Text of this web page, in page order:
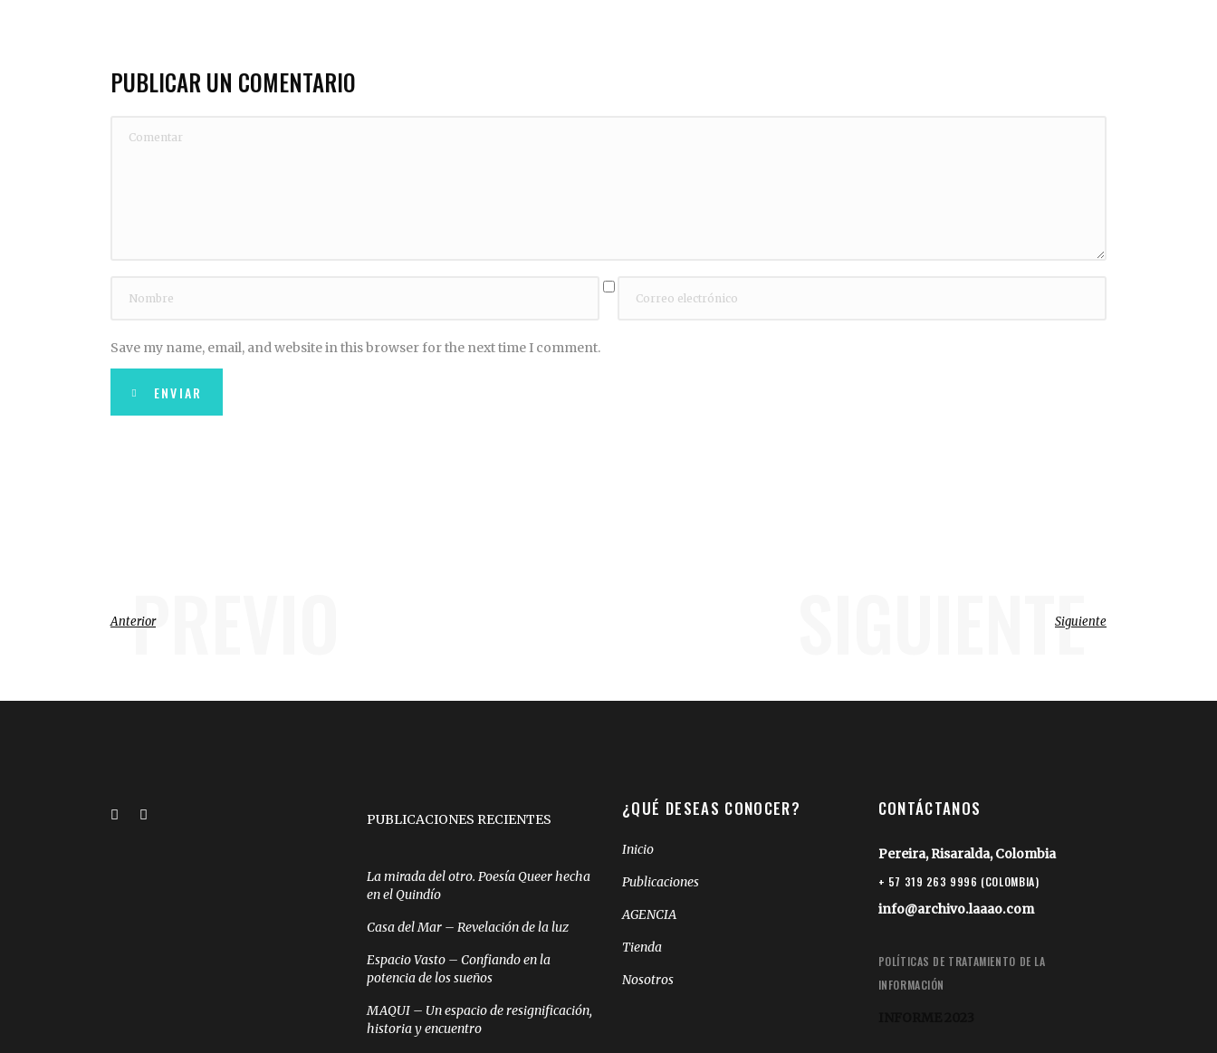
PUBLICAR UN COMENTARIO
Save my name, email, and website in this browser for the next time I comment.
ENVIAR
PREVIO
Anterior SIGUIENTE
Siguiente
PUBLICACIONES RECIENTES
La mirada del otro. Poesía Queer hecha
en el Quindío
Casa del Mar – Revelación de la luz
Espacio Vasto – Confiando en la
potencia de los sueños
MAQUI – Un espacio de resignificación,
historia y encuentro
¿QUÉ DESEAS CONOCER?
Inicio
Publicaciones
AGENCIA
Tienda
Nosotros
CONTÁCTANOS
Pereira, Risaralda, Colombia
+ 57 319 263 9996 (COLOMBIA)
info@archivo.laaao.com
POLÍTICAS DE TRATAMIENTO DE LA
INFORMACIÓN